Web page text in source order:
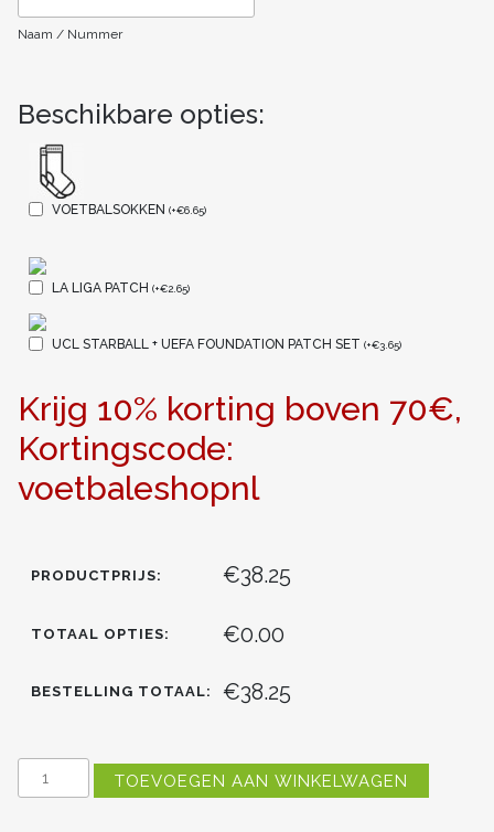
Naam / Nummer
Beschikbare opties:
VOETBALSOKKEN(+€6.65)
LA LIGA PATCH(+€2.65)
UCL STARBALL + UEFA FOUNDATION PATCH SET(+€3.65)
Krijg 10% korting boven 70€,
Kortingscode:
voetbaleshopnl
PRODUCTPRIJS: €38.25
TOTAAL OPTIES: €0.00
BESTELLING TOTAAL: €38.25
MADRID
TOEVOEGEN AAN WINKELWAGEN